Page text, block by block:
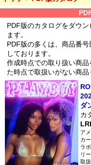
PDF版のカタログをダウ
ます。
PDF版の多くは、商品番
しております。
作成時点での取り扱い商
た時点で取扱いがない商品
ダ
カ
ア
カ
ラ
リ
取